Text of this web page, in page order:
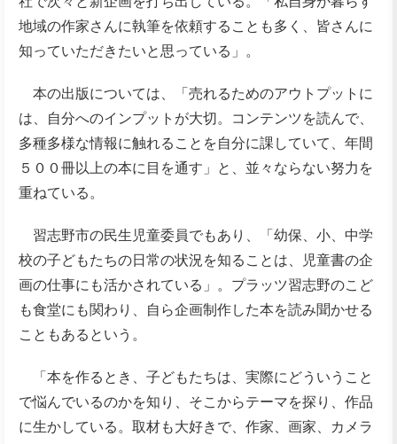
地域の作家さんに執筆を依頼することも多く、皆さんに
知っていただきたいと思っている」。
本の出版については、「売れるためのアウトプットに
は、自分へのインプットが大切。コンテンツを読んで、
多種多様な情報に触れることを自分に課していて、年間
５００冊以上の本に目を通す」と、並々ならない努力を
重ねている。
習志野市の民生児童委員でもあり、「幼保、小、中学
校の子どもたちの日常の状況を知ることは、児童書の企
画の仕事にも活かされている」。プラッツ習志野のこど
も食堂にも関わり、自ら企画制作した本を読み聞かせる
こともあるという。
「本を作るとき、子どもたちは、実際にどういうこと
で悩んでいるのかを知り、そこからテーマを探り、作品
に生かしている。取材も大好きで、作家、画家、カメラ